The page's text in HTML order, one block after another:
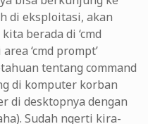
di eksploitasi, akan
berada di ‘cmd
‘cmd prompt’
tentang command
di komputer korban
di desktopnya dengan
Sudah ngerti kira-